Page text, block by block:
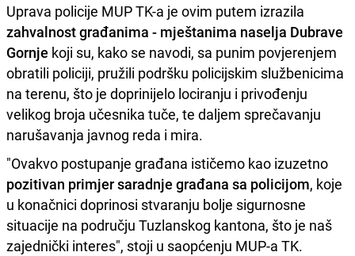
Uprava policije MUP TK-a je ovim putem izrazila
zahvalnost građanima - mještanima naselja Dubrave
Gornje koji su, kako se navodi, sa punim povjerenjem
obratili policiji, pružili podršku policijskim službenicima
na terenu, što je doprinijelo lociranju i privođenju
velikog broja učesnika tuče, te daljem sprečavanju
narušavanja javnog reda i mira.
"Ovakvo postupanje građana ističemo kao izuzetno
pozitivan primjer saradnje građana sa policijom, koje
u konačnici doprinosi stvaranju bolje sigurnosne
situacije na području Tuzlanskog kantona, što je naš
zajednički interes", stoji u saopćenju MUP-a TK.